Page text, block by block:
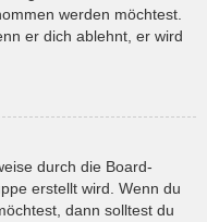
werden möchtest.
er dich ablehnt, er wird
durch die Board-
erstellt wird. Wenn du
dann solltest du